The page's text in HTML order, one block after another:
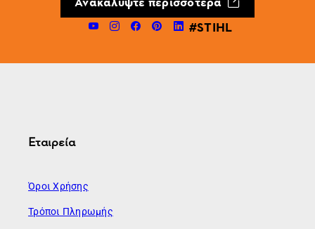
#STIHL
Εταιρεία
Όροι Χρήσης
Τρόποι Πληρωμής